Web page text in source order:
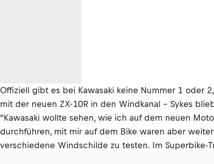
Offiziell gibt es bei Kawasaki keine Nummer 1 oder
mit der neuen ZX-10R in den Windkanal – Sykes
"Kawasaki wollte sehen, wie ich auf dem neuen
durchführen, mit mir auf dem Bike waren aber
verschiedene Windschilde zu testen. Im Superbike-